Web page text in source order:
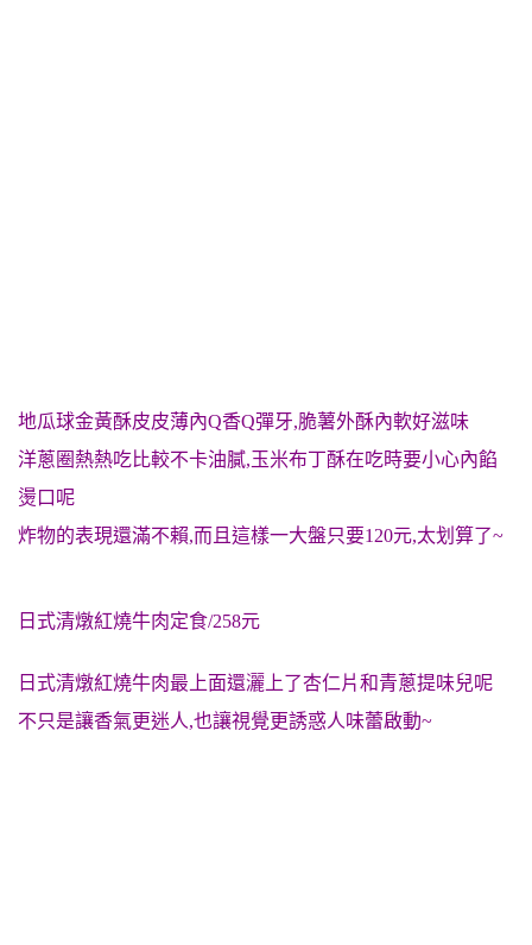
地瓜球金黃酥皮皮薄內Q香Q彈牙,脆薯外酥內軟好滋味
洋蔥圈熱熱吃比較不卡油膩,玉米布丁酥在吃時要小心內餡
燙口呢
炸物的表現還滿不賴,而且這樣一大盤只要120元,太划算了~
日式清燉紅燒牛肉定食/258元
日式清燉紅燒牛肉最上面還灑上了杏仁片和青蔥提味兒呢
不只是讓香氣更迷人,也讓視覺更誘惑人味蕾啟動~